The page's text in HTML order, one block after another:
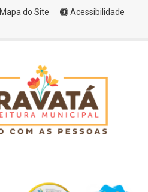
Mapa do Site
Acessibilidade